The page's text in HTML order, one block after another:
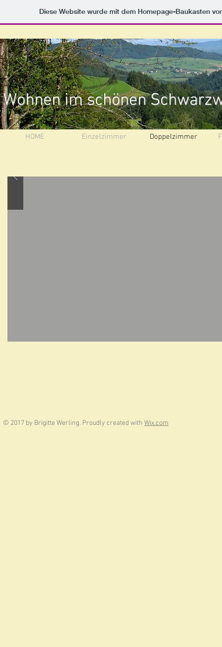
Diese Website wurde mit dem Homepage-Baukasten
Wohnen im schönen
HOME Einzelzimmer Doppelzimmer
© 2017 by Brigitte Werling. Proudly created with Wix.com